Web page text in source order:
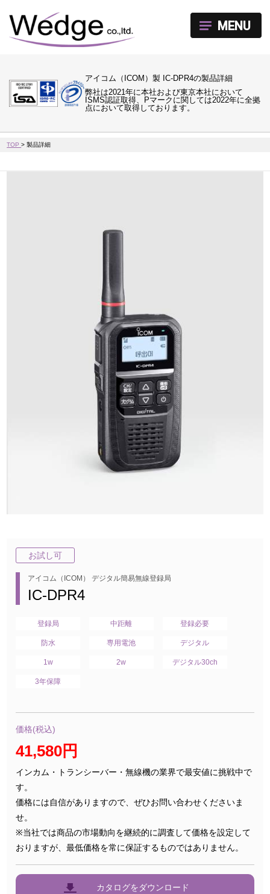
アイコム（ICOM）製 IC-DPR4の製品詳細
弊社は2021年に本社および東京本社において
ISMS認証取得、Pマークに関しては2022年に全拠
点において取得しております。
MENU
TOP>製品詳細
お試し可
アイコム（ICOM） デジタル簡易無線登録局
IC-DPR4
登録局 中距離 登録必要
防水 専用電池 デジタル
1w 2w デジタル30ch
3年保障
価格(税込)
41,580円
インカム・トランシーバー・無線機の業界で最安値に挑戦中で
す。
価格には自信がありますので、ぜひお問い合わせくださいま
せ。
※当社では商品の市場動向を継続的に調査して価格を設定して
おりますが、最低価格を常に保証するものではありません。
カタログをダウンロード